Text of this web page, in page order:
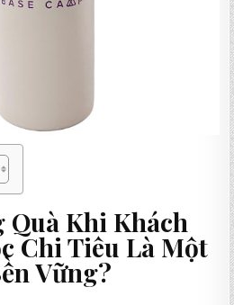
Quà Khi Khách
Chi Tiêu Là Một
Vững?